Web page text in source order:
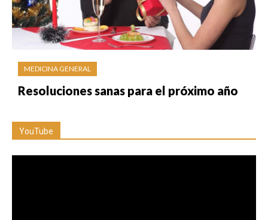
MEDICINA GENERAL
Resoluciones sanas para el próximo año
YouTube